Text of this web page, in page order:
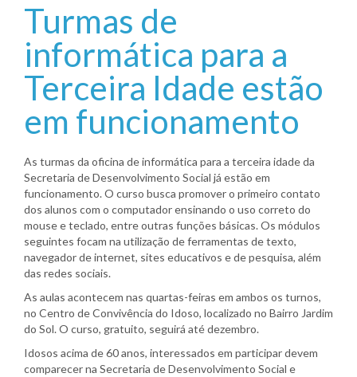
Turmas de
informática para a
Terceira Idade estão
em funcionamento
As turmas da oficina de informática para a terceira idade da
Secretaria de Desenvolvimento Social já estão em
funcionamento. O curso busca promover o primeiro contato
dos alunos com o computador ensinando o uso correto do
mouse e teclado, entre outras funções básicas. Os módulos
seguintes focam na utilização de ferramentas de texto,
navegador de internet, sites educativos e de pesquisa, além
das redes sociais.
As aulas acontecem nas quartas-feiras em ambos os turnos,
no Centro de Convivência do Idoso, localizado no Bairro Jardim
do Sol. O curso, gratuito, seguirá até dezembro.
Idosos acima de 60 anos, interessados em participar devem
comparecer na Secretaria de Desenvolvimento Social e